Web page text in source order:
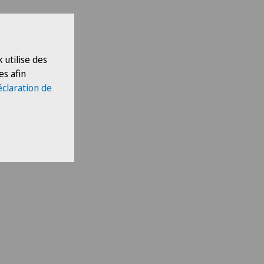
La
utilise des
afin
de